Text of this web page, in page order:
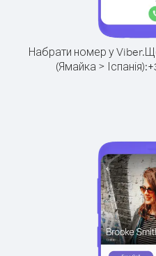
Набрати номер у Viber.
(Ямайка > Іспанія):+